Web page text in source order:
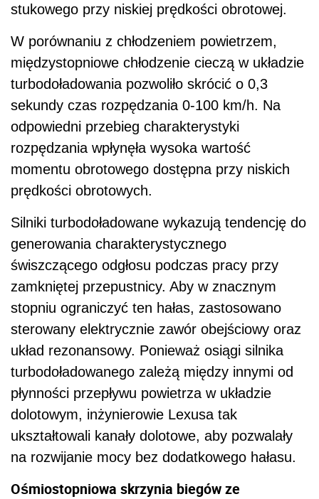
stukowego przy niskiej prędkości obrotowej.
W porównaniu z chłodzeniem powietrzem,
międzystopniowe chłodzenie cieczą w układzie
turbodoładowania pozwoliło skrócić o 0,3
sekundy czas rozpędzania 0-100 km/h. Na
odpowiedni przebieg charakterystyki
rozpędzania wpłynęła wysoka wartość
momentu obrotowego dostępna przy niskich
prędkości obrotowych.
Silniki turbodoładowane wykazują tendencję do
generowania charakterystycznego
świszczącego odgłosu podczas pracy przy
zamkniętej przepustnicy. Aby w znacznym
stopniu ograniczyć ten hałas, zastosowano
sterowany elektrycznie zawór obejściowy oraz
układ rezonansowy. Ponieważ osiągi silnika
turbodoładowanego zależą między innymi od
płynności przepływu powietrza w układzie
dolotowym, inżynierowie Lexusa tak
ukształtowali kanały dolotowe, aby pozwalały
na rozwijanie mocy bez dodatkowego hałasu.
Ośmiostopniowa skrzynia biegów ze